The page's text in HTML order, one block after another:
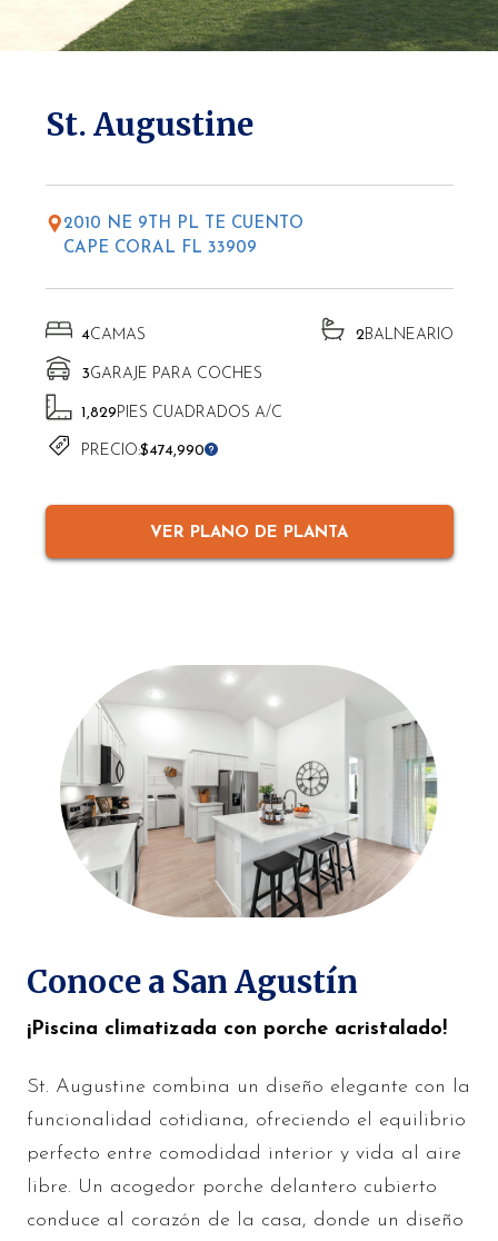
St. Augustine
2010 NE 9TH PL TE CUENTO
CAPE CORAL FL 33909
4CAMAS 2BALNEARIO
3GARAJE PARA COCHES
1,829 PIES CUADRADOS A/C
PRECIO:$474,990
VER PLANO DE PLANTA
Conoce a San Agustín
¡Piscina climatizada con porche acristalado!
St. Augustine combina un diseño elegante con la
funcionalidad cotidiana, ofreciendo el equilibrio
perfecto entre comodidad interior y vida al aire
libre. Un acogedor porche delantero cubierto
conduce al corazón de la casa, donde un diseño